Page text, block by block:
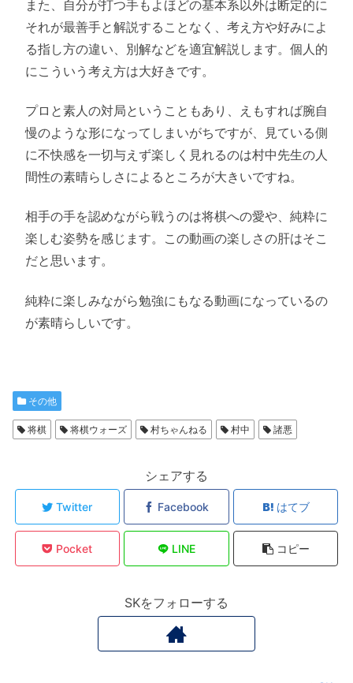
また、自分が打つ手もよほどの基本系以外は断定的に
それが最善手と解説することなく、考え方や好みによ
る指し方の違い、別解などを適宜解説します。個人的
にこういう考え方は大好きです。
プロと素人の対局ということもあり、えもすれば腕自
慢のような形になってしまいがちですが、見ている側
に不快感を一切与えず楽しく見れるのは村中先生の人
間性の素晴らしさによるところが大きいですね。
相手の手を認めながら戦うのは将棋への愛や、純粋に
楽しむ姿勢を感じます。この動画の楽しさの肝はそこ
だと思います。
純粋に楽しみながら勉強にもなる動画になっているの
が素晴らしいです。
その他
将棋 将棋ウォーズ 村ちゃんねる 村中 諸悪
シェアする
Twitter Facebook はてブ
Pocket LINE コピー
SKをフォローする